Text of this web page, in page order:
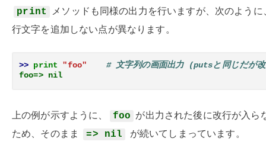
print
メソッドも同様の出力を行いますが、次のように
行文字を追加しない点が異なります。
>> print "foo"
# 文字列の画面出力 (putsと同じだが
foo=> nil
上の例が示すように、 foo が出力された後に改行が入ら
ため、そのまま
=> nil が続いてしまっています。